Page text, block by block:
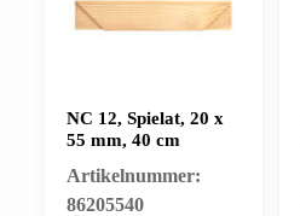
NC 12, Spielat, 20 x
55 mm, 40 cm
Artikelnummer:
86205540